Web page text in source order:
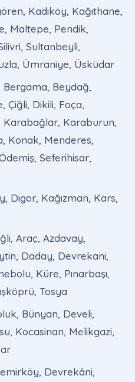
Kadıköy, Kağıthane,
Maltepe, Pendik,
Sultanbeyli,
Ümraniye, Üsküdar
Bergama, Beydağ,
Çiğli, Dikili, Foça,
Karabağlar, Karaburun,
Konak, Menderes,
Seferihisar,
Digor, Kağızman, Kars,
Araç, Azdavay,
Daday, Devrekani,
Küre, Pınarbaşı,
Tosya
Bünyan, Develi,
Kocasinan, Melikgazi,
Devrekâni,